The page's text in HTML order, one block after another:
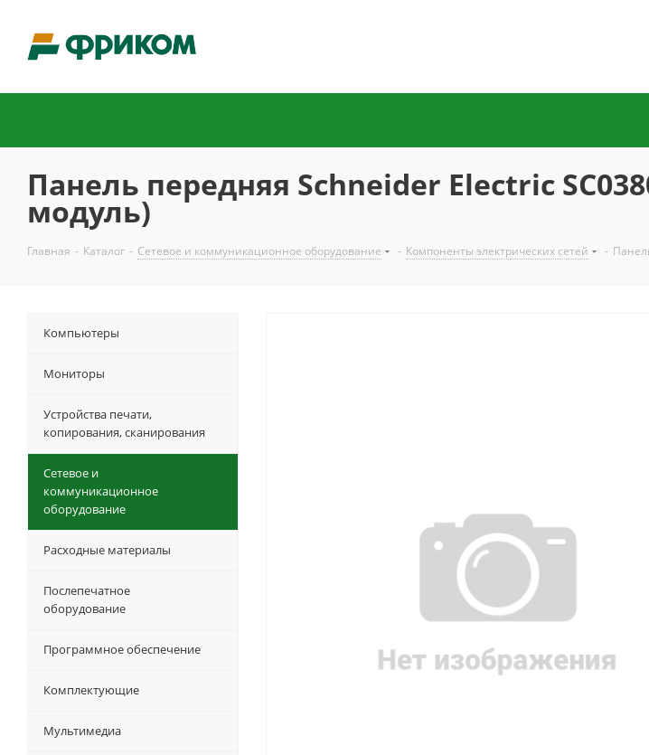
Панель передняя Schneider Electric
модуль)
Главная - Каталог - Сетевое и коммуникационное оборудование - Компоненты электрических сетей -
Компьютеры
Мониторы
Устройства печати,
копирования, сканирования
Сетевое и
коммуникационное
оборудование
Расходные материалы
Послепечатное
оборудование
Программное обеспечение
Комплектующие
Мультимедиа